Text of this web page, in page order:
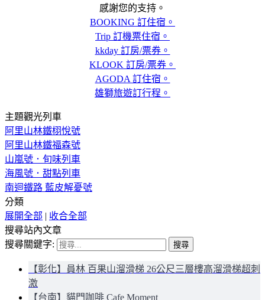
感謝您的支持。
BOOKING 訂住宿。
Trip 訂機票住宿。
kkday 訂房/票券。
KLOOK 訂房/票券。
AGODA 訂住宿。
雄獅旅遊訂行程。
主題觀光列車
阿里山林鐵栩悅號
阿里山林鐵福森號
山嵐號．旬味列車
海風號．甜點列車
南迴鐵路 藍皮解憂號
分類
展開全部 | 收合全部
搜尋站內文章
搜尋關鍵字:
【彰化】員林 百果山溜滑梯 26公尺三層樓高溜滑梯超刺
激
【台南】貓門咖啡 Cafe Moment